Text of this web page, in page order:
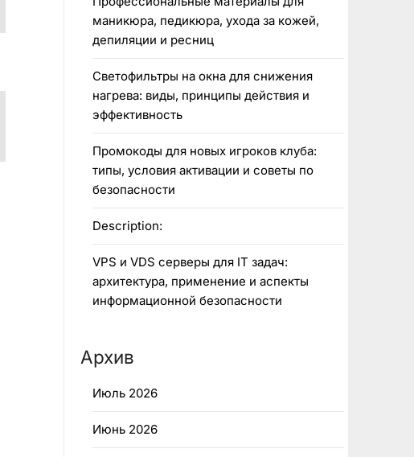
маникюра, педикюра, ухода за кожей,
депиляции и ресниц
Светофильтры на окна для снижения
нагрева: виды, принципы действия и
эффективность
Промокоды для новых игроков клуба:
типы, условия активации и советы по
безопасности
Description:
VPS и VDS серверы для IT задач:
архитектура, применение и аспекты
информационной безопасности
Архив
Июль 2026
Июнь 2026